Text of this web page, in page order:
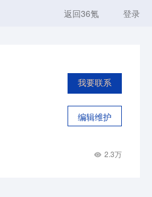
返回36氪 登录
我要联系
编辑维护
2.3万